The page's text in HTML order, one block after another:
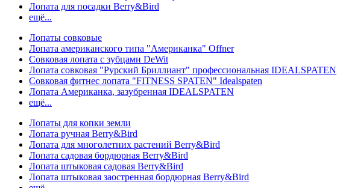
Лопата для посадки Berry&Bird
ещё...
Лопаты совковые
Лопата американского типа "Американка" Offner
Совковая лопата с зубцами DeWit
Лопата совковая "Рурский Бриллиант" профессиональная IDEALSPATEN
Совковая фитнес лопата "FITNESS SPATEN" Idealspaten
Лопата Американка, зазубренная IDEALSPATEN
ещё...
Лопаты для копки земли
Лопата ручная Berry&Bird
Лопата для многолетних растений Berry&Bird
Лопата садовая бордюрная Berry&Bird
Лопата штыковая садовая Berry&Bird
Лопата штыковая заостренная бордюрная Berry&Bird